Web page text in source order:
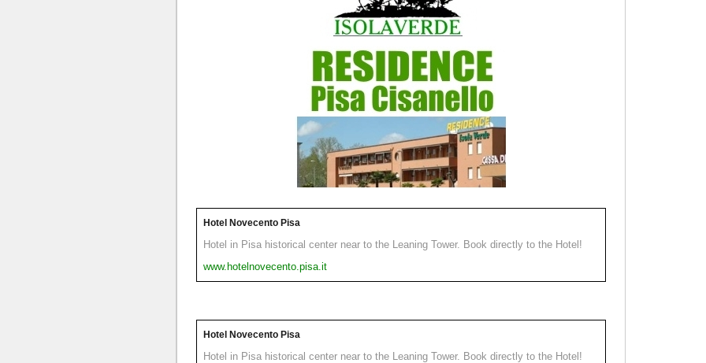
Hotel Novecento Pisa
Hotel in Pisa historical center near to the Leaning Tower. Book directly to the Hotel!
www.hotelnovecento.pisa.it
Hotel Novecento Pisa
Hotel in Pisa historical center near to the Leaning Tower. Book directly to the Hotel!